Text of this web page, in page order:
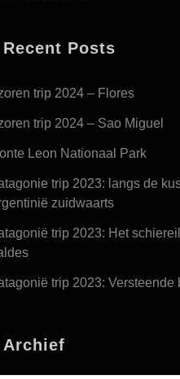
Recent Posts
trip 2024 – Flores
trip 2024 – Sao Miguel
Leon Nationaal Park
trip 2023: langs de
zuidwaarts
trip 2023: Het
trip 2023: Versteende
Archief